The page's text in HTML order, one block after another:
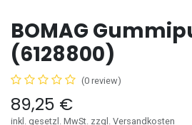
BOMAG
(6128800)
(0 review)
89,25 €
inkl. gesetzl. MwSt. zzgl. Versandkosten